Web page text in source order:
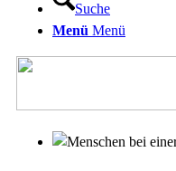
Suche
Menü Menü